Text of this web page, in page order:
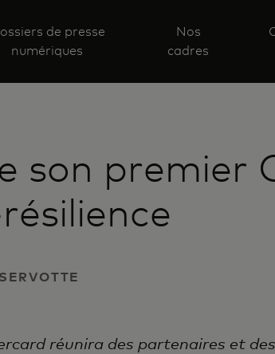
de presse
numériques
Nos
cadres
son premier
réunira des partenaires et